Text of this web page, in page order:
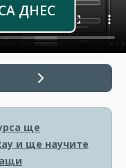
ДНЕС
ще
и ще научите